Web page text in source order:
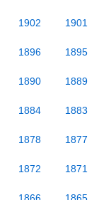
1902 1901
1896 1895
1890 1889
1884 1883
1878 1877
1872 1871